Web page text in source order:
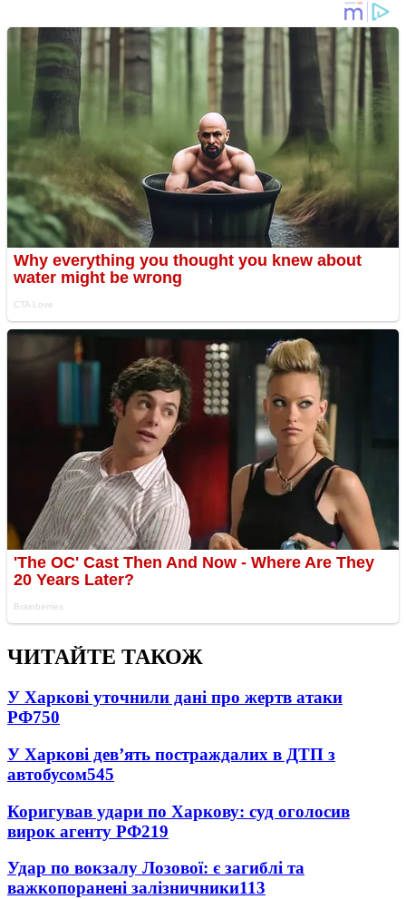
ЧИТАЙТЕ ТАКОЖ
У Харкові уточнили дані про жертв атаки
РФ750
У Харкові дев’ять постраждалих в ДТП з
автобусом545
Коригував удари по Харкову: суд оголосив
вирок агенту РФ219
Удар по вокзалу Лозової: є загиблі та
важкопоранені залізничники113